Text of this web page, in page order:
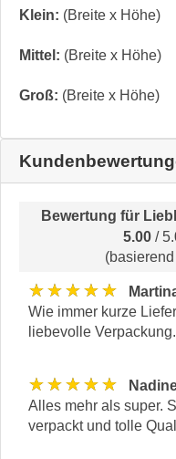
Klein: (Breite x Höhe)
Mittel: (Breite x Höhe)
Groß: (Breite x Höhe)
Bewertung für
5.00 /
★★★★★
Wie immer kurze
liebevolle
★★★★★
Alles mehr als super.
verpackt und tolle